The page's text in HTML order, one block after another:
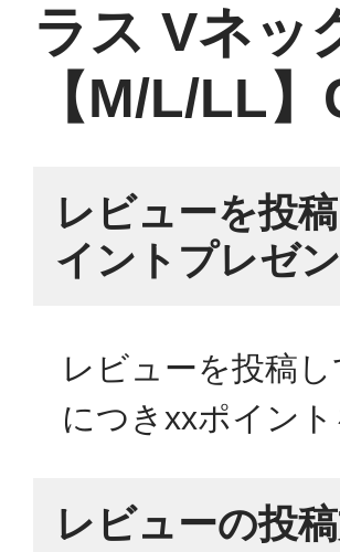
ラス Vネッ
【M/L/LL
レビューを投
イントプレゼ
レビューを投稿
につきxxポイン
レビューの投